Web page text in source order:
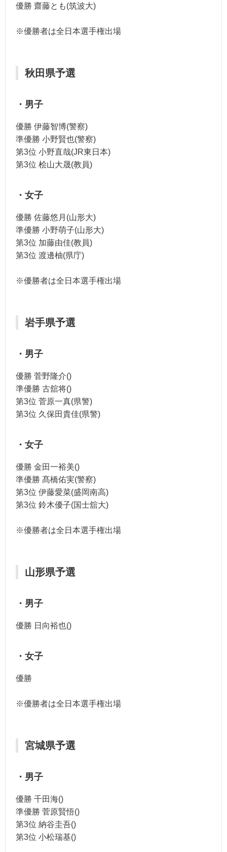
優勝 齋藤とも(筑波大)
※優勝者は全日本選手権出場
秋田県予選
・男子
優勝 伊藤智博(警察)
準優勝 小野賢也(警察)
第3位 小野直哉(JR東日本)
第3位 桧山大晟(教員)
・女子
優勝 佐藤悠月(山形大)
準優勝 小野萌子(山形大)
第3位 加藤由佳(教員)
第3位 渡邊柚(県庁)
※優勝者は全日本選手権出場
岩手県予選
・男子
優勝 菅野隆介()
準優勝 古舘将()
第3位 菅原一真(県警)
第3位 久保田貴佳(県警)
・女子
優勝 金田一裕美()
準優勝 髙橋佑実(警察)
第3位 伊藤愛菜(盛岡南高)
第3位 鈴木優子(国士舘大)
※優勝者は全日本選手権出場
山形県予選
・男子
優勝 日向裕也()
・女子
優勝
※優勝者は全日本選手権出場
宮城県予選
・男子
優勝 千田海()
準優勝 菅原賢悟()
第3位 納谷圭吾()
第3位 小松瑞基()